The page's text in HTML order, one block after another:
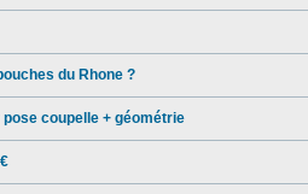
du Rhone ?
coupelle + géométrie